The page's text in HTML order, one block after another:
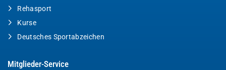
Rehasport
Kurse
Deutsches Sportabzeichen
Mitglieder-Service